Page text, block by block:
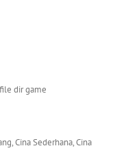
dir game
Cina Sederhana, Cina